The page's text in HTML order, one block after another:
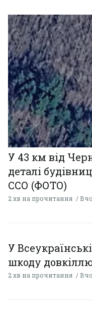
У 43 км від
деталі
ССО (ФОТО)
2 хв на прочитання
У
шкоду довкіллю
2 хв на прочитання